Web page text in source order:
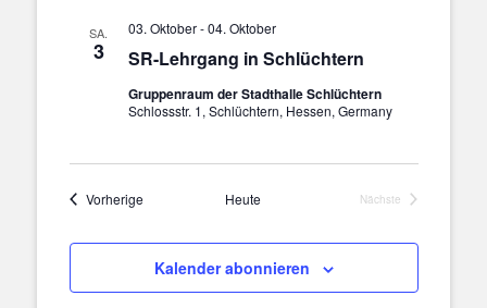
SA.
3 SR-Lehrgang in Schlüchtern
03. Oktober-04. Oktober
Gruppenraum der Stadthalle Schlüchtern
Schlossstr. 1, Schlüchtern, Hessen, Germany
VorherigeVeranstaltungenHeute
Nächste
Kalender abonnieren